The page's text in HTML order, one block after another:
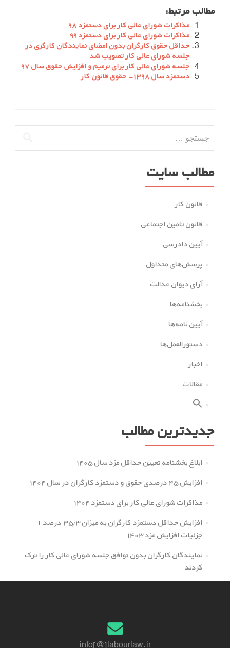
مطالب مرتبط:
مذاکرات شورای عالی کار برای دستمزد ۹۸
مذاکرات شورای عالی کار برای دستمزد ۹۹
حداقل حقوق کارگران بدون امضای نمایندگان کارگری در
جلسه شورای عالی کار تصویب شد
جلسه شورای عالی کار برای ترمیم و افزایش حقوق سال ۹۷
دستمزد سال ۱۳۹۸- حقوق قانون کار
برای:
مطالب سایت
قانون کار
قانون تامین اجتماعی
آیین دادرسی
پرسش‌های متداول
آرای دیوان عدالت
بخشنامه‌ها
آیین نامه‌ها
دستورالعمل‌ها
اخبار
مقالات
جدیدترین مطالب
ابلاغ بخشنامه تعیین حداقل مزد سال ۱۴۰۵
افزایش ۴۵ درصدی حقوق و دستمزد کارگران در سال ۱۴۰۴
مذاکرات شورای عالی کار برای دستمزد ۱۴۰۴
افزایش حداقل دستمزد کارگران به میزان ۳۵.۳ درصد +
جزئیات افزایش مزد ۱۴۰۳
نمایندگان کارگران بدون توافق جلسه شورای عالی کار را ترک
کردند
info[@]labourlaw.ir